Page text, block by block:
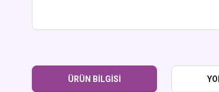
ÜRÜN BILGISI